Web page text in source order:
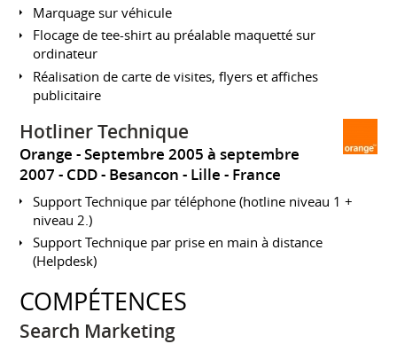
Marquage sur véhicule
Flocage de tee-shirt au préalable maquetté sur
ordinateur
Réalisation de carte de visites, flyers et affiches
publicitaire
Hotliner Technique
Orange
Septembre 2005 à septembre
2007 CDD Besancon - Lille France
Support Technique par téléphone (hotline niveau 1 +
niveau 2.)
Support Technique par prise en main à distance
(Helpdesk)
COMPÉTENCES
Search Marketing